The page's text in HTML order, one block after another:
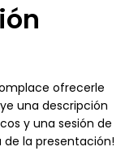
ofrecerle
una descripción
y una sesión de
de la presentación!